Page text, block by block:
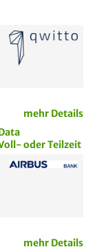
mehr Details
oder Teilzeit
mehr Details